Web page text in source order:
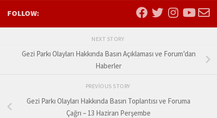
FOLLOW:
NEXT STORY
Gezi Parkı Olayları Hakkında Basın Açıklaması ve Forum’dan
Haberler
PREVIOUS STORY
Gezi Parkı Olayları Hakkında Basın Toplantısı ve Foruma
Çağrı – 13 Haziran Perşembe